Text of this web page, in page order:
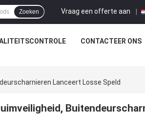
Vraag een offerte aan |
Zoeken
CONTACTEER ONS
Lanceert Losse Speld